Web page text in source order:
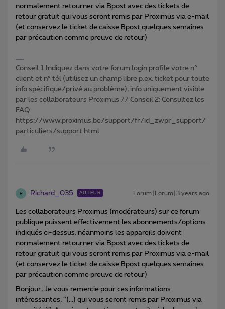
normalement retourner via Bpost avec des tickets de
retour gratuit qui vous seront remis par Proximus via e-mail
(et conservez le ticket de caisse Bpost quelques semaines
par précaution comme preuve de retour)
Conseil 1:Indiquez dans votre forum login profile votre n°
client et n° tél (utilisez un champ libre p.ex. ticket pour toute
info spécifique/privé au problème), info uniquement visible
par les collaborateurs Proximus // Conseil 2: Consultez les
FAQ
https://www.proximus.be/support/fr/id_zwpr_support/
particuliers/support.html
R Richard_035 AUTEUR Forum|Forum|3 years ago
Les collaborateurs Proximus (modérateurs) sur ce forum
publique puissent effectivement les abonnements/options
indiqués ci-dessus, néanmoins les appareils doivent
normalement retourner via Bpost avec des tickets de
retour gratuit qui vous seront remis par Proximus via e-mail
(et conservez le ticket de caisse Bpost quelques semaines
par précaution comme preuve de retour)
Bonjour, Je vous remercie pour ces informations
intéressantes. “(...) qui vous seront remis par Proximus via